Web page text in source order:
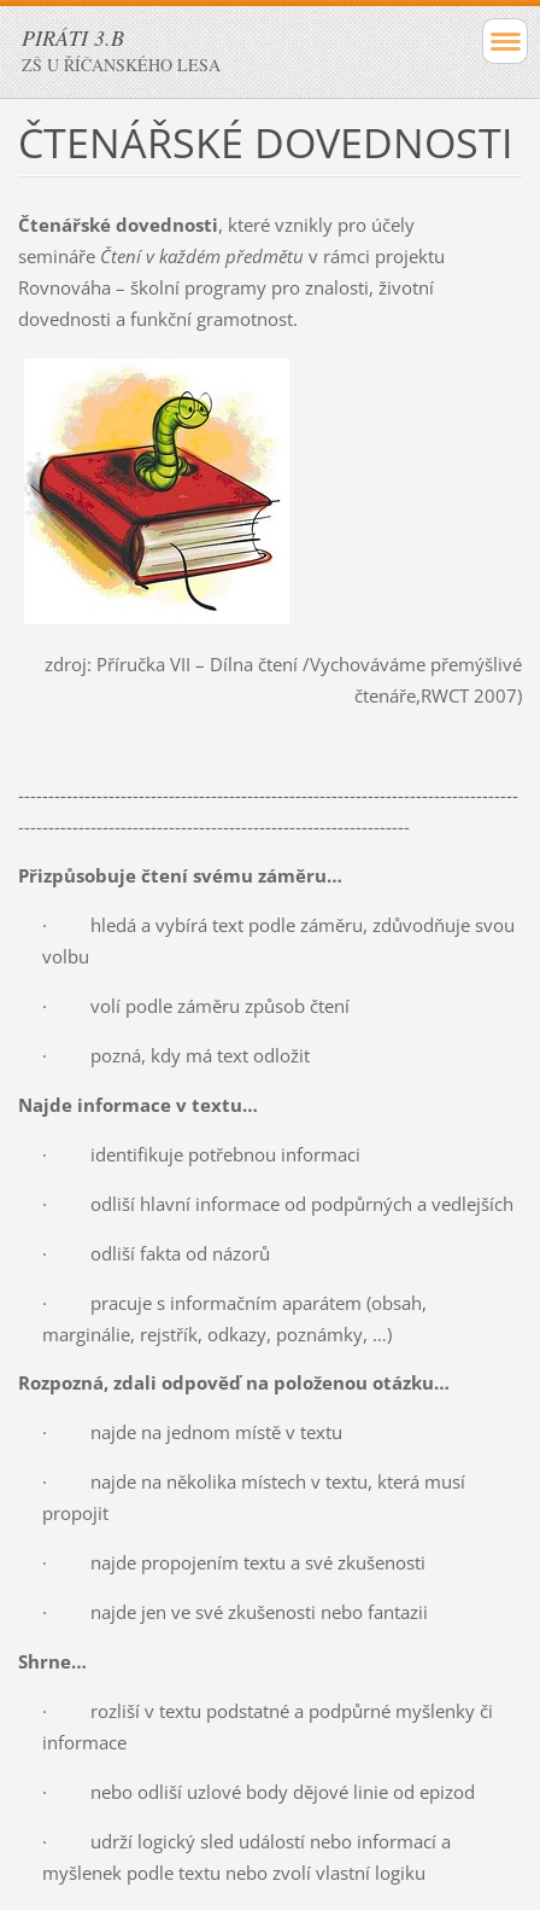
PIRÁTI 3.B
ZŠ U ŘÍČANSKÉHO LESA
ČTENÁŘSKÉ DOVEDNOSTI
Čtenářské dovednosti, které vznikly pro účely
semináře Čtení v každém předmětu v rámci projektu
Rovnováha – školní programy pro znalosti, životní
dovednosti a funkční gramotnost.
zdroj: Příručka VII – Dílna čtení /Vychováváme přemýšlivé
čtenáře,RWCT 2007)
-----------------------------------------------------------------------------------
-----------------------------------------------------------------
Přizpůsobuje čtení svému záměru…
· hledá a vybírá text podle záměru, zdůvodňuje svou
volbu
· volí podle záměru způsob čtení
· pozná, kdy má text odložit
Najde informace v textu…
· identifikuje potřebnou informaci
· odliší hlavní informace od podpůrných a vedlejších
· odliší fakta od názorů
· pracuje s informačním aparátem (obsah,
marginálie, rejstřík, odkazy, poznámky, …)
Rozpozná, zdali odpověď na položenou otázku…
· najde na jednom místě v textu
· najde na několika místech v textu, která musí
propojit
· najde propojením textu a své zkušenosti
· najde jen ve své zkušenosti nebo fantazii
Shrne…
· rozliší v textu podstatné a podpůrné myšlenky či
informace
· nebo odliší uzlové body dějové linie od epizod
· udrží logický sled událostí nebo informací a
myšlenek podle textu nebo zvolí vlastní logiku